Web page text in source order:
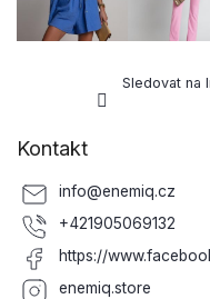
Sledovat na
Kontakt
info@enemiq.cz
+421905069132
https://
enemiq.store